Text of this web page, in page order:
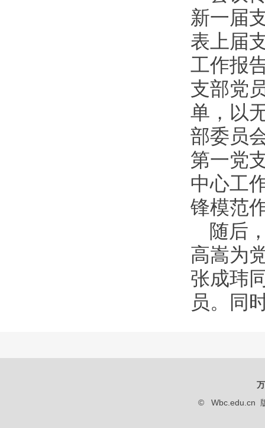
新一届
表上届
工作报
支部党
单，以
部委员
第一党
中心工
锋模范
随后
高嵩为
张成玮
员。同
© Wbc.edu.cn